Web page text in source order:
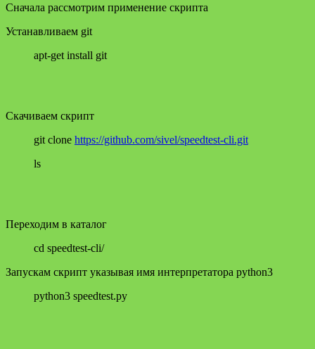
Сначала рассмотрим применение скрипта
Устанавливаем git
apt-get install git
Скачиваем скрипт
git clone https://github.com/sivel/speedtest-cli.git
ls
Переходим в каталог
cd speedtest-cli/
Запускам скрипт указывая имя интерпретатора python3
python3 speedtest.py